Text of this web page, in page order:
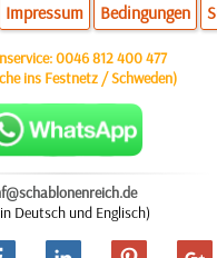
Impressum Bedingungen
0046 812 400 477
ins Festnetz / Schweden)
Deutsch und Englisch)